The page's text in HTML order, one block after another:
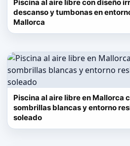
Piscina al aire libre con diseño
descanso y tumbonas en
Mallorca
Piscina al aire libre en Mallorca
sombrillas blancas y entorno
soleado